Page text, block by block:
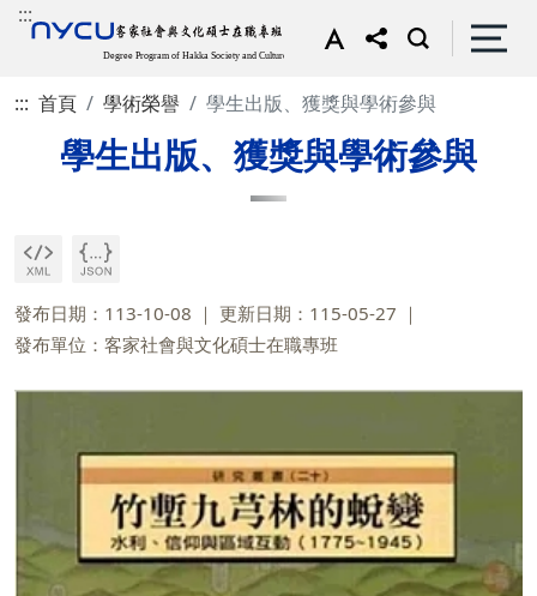
:::
::: 首頁 學術榮譽 學生出版、獲獎與學術參與
學生出版、獲獎與學術參與
發布日期：113-10-08
更新日期：115-05-27
發布單位：客家社會與文化碩士在職專班